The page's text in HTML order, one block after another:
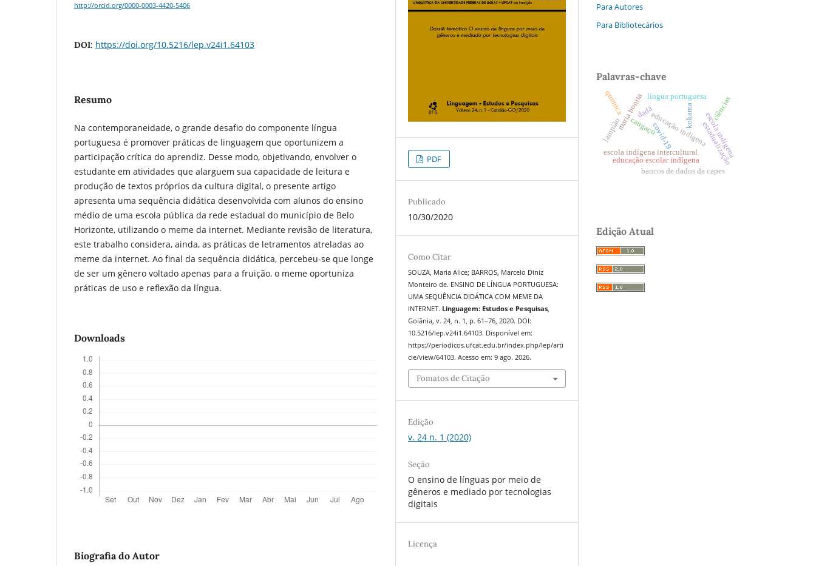
http://orcid.org/0000-0003-4420-5406
DOI: https://doi.org/10.5216/lep.v24i1.64103
Resumo
Na contemporaneidade, o grande desafio do componente língua
portuguesa é promover práticas de linguagem que oportunizem a
participação crítica do aprendiz. Desse modo, objetivando, envolver o
estudante em atividades que alarguem sua capacidade de leitura e
produção de textos próprios da cultura digital, o presente artigo
apresenta uma sequência didática desenvolvida com alunos do ensino
médio de uma escola pública da rede estadual do município de Belo
Horizonte, utilizando o meme da internet. Mediante revisão de literatura,
este trabalho considera, ainda, as práticas de letramentos atreladas ao
meme da internet. Ao final da sequência didática, percebeu-se que longe
de ser um gênero voltado apenas para a fruição, o meme oportuniza
práticas de uso e reflexão da língua.
Downloads
Biografia do Autor
PDF
Publicado
10/30/2020
Como Citar
SOUZA, Maria Alice; BARROS, Marcelo Diniz
Monteiro de. ENSINO DE LÍNGUA PORTUGUESA:
UMA SEQUÊNCIA DIDÁTICA COM MEME DA
INTERNET. Linguagem: Estudos e Pesquisas,
Goiânia, v. 24, n. 1, p. 61–76, 2020. DOI:
10.5216/lep.v24i1.64103. Disponível em:
https://periodicos.ufcat.edu.br/index.php/lep/arti
cle/view/64103. Acesso em: 9 ago. 2026.
Fomatos de Citação
Edição
v. 24 n. 1 (2020)
Seção
O ensino de línguas por meio de
gêneros e mediado por tecnologias
digitais
Licença
Para Autores
Para Bibliotecários
Palavras-chave
escola indígena intercultural estadualização
educação indígenaescola indígena
kokama
covid-19
cangaço
maria bonitadadá
lampião
língua portuguesa
educação escolar indígena
química ciências
bancos de dados da capes
Edição Atual